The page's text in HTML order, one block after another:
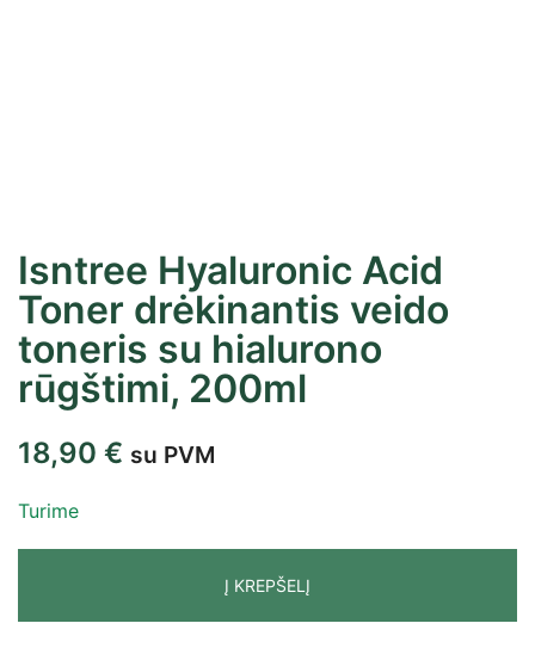
Isntree Hyaluronic Acid
Toner drėkinantis veido
toneris su hialurono
rūgštimi, 200ml
18,90 € su PVM
Turime
Į KREPŠELĮ